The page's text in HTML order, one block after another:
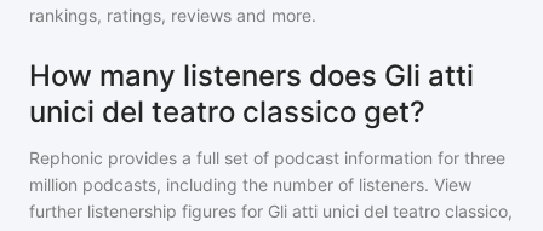
rankings, ratings, reviews and more.
How many listeners does Gli atti
unici del teatro classico get?
Rephonic provides a full set of podcast information for three
million podcasts, including the number of listeners. View
further listenership figures for Gli atti unici del teatro classico,